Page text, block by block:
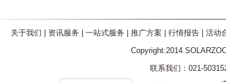
关于我们 资讯服务 一站式服务 推广方案 行情报告| 活动
Copyright:2014
联系我们：021-